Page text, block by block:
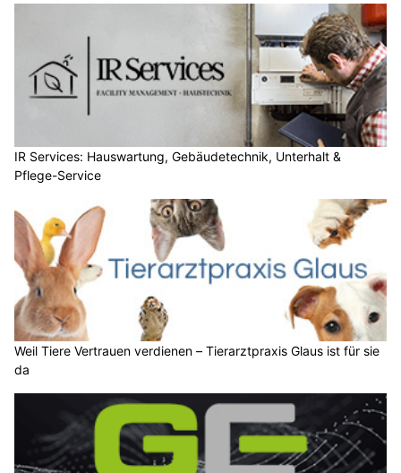
IR Services: Hauswartung, Gebäudetechnik, Unterhalt &
Pflege-Service
Weil Tiere Vertrauen verdienen – Tierarztpraxis Glaus ist für sie
da